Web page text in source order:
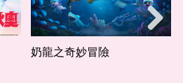
運動出張嘴